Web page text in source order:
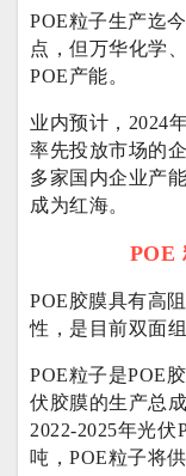
POE粒子生产迄
点，但万华化学
POE产能。
业内预计，2024
率先投放市场的
多家国内企业产
成为红海。
POE
POE胶膜具有高
性，是目前双面
POE粒子是POE
伏胶膜的生产总
2022-2025年光伏
吨，POE粒子将